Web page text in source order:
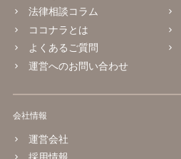
法律相談コラム
ココナラとは
よくあるご質問
運営へのお問い合わせ
会社情報
運営会社